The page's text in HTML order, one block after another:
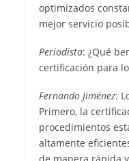
optimizados
mejor servicio
Periodista: ¿Qué
certificación para
Fernando Jiménez:
Primero, la
procedimientos
altamente